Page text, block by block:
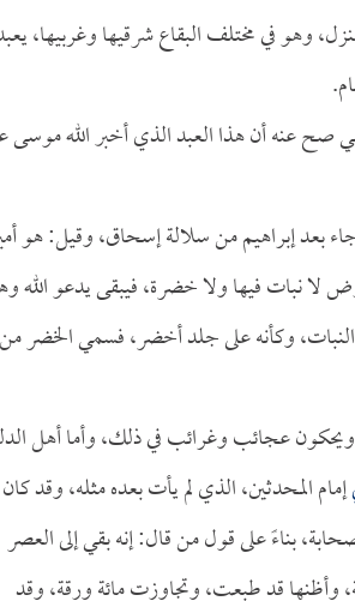
وهو في مختلف البقاع شرقيها وغربيها،
صح عنه أن هذا العبد الذي أخبر الله موسى
بعد إبراهيم من سلالة إسحاق، وقيل: هو
لا نبات فيها ولا خضرة، فيبقى يدعو الله
وكأنه على جلد أخضر، فسمي الخضر من
عجائب وغرائب في ذلك، وأما أهل
إمام المحدثين، الذي لم يأت بعده مثله، وقد
بناءً على قول من قال: إنه بقي إلى العصر
وأظنها قد طبعت، وتجاوزت مائة ورقة، وقد